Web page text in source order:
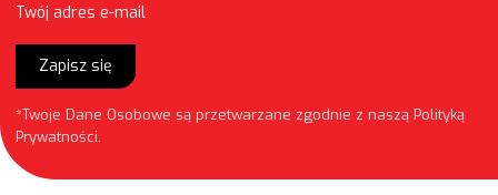
Twój adres e-mail
Zapisz się
*Twoje Dane Osobowe są przetwarzane zgodnie z naszą Polityką
Prywatności.